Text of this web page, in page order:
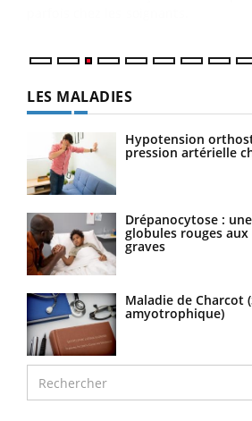
LES MALADIES
Hypotension
pression artérielle
Drépanocytose :
globules rouges aux
graves
Maladie de Charcot
amyotrophique)